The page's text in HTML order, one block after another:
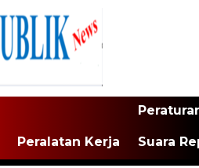
Peralatan Kerja Suara